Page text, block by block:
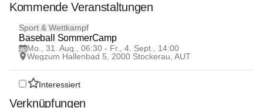
Kommende Veranstaltungen
31
AUG
Sport & Wettkampf
Baseball SommerCamp
Mo., 31. Aug., 06:30 - Fr., 4. Sept., 14:00
Wegzum Hallenbad 5, 2000 Stockerau, AUT
Interessiert
Verknüpfungen